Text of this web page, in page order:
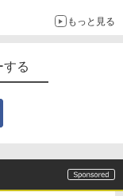
もっと見る
する